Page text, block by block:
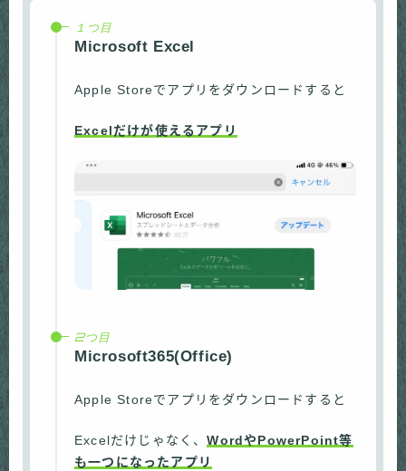
１つ目
Microsoft Excel
Apple Storeでアプリをダウンロードすると
Excelだけが使えるアプリ
2つ目
Microsoft365(Office)
Apple Storeでアプリをダウンロードすると
Excelだけじゃなく、WordやPowerPoint等
も一つになったアプリ